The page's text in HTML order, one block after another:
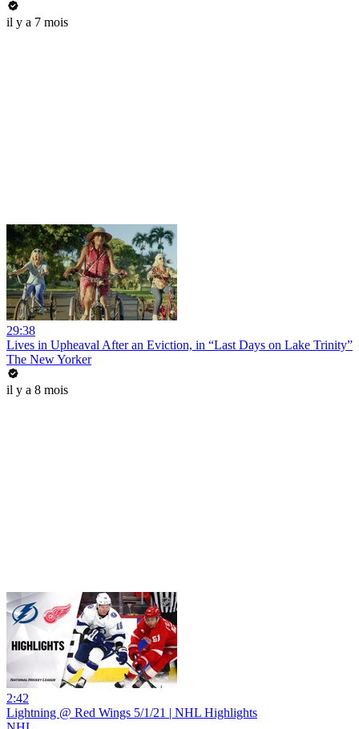
il y a 7 mois
29:38
Lives in Upheaval After an Eviction, in “Last Days on Lake Trinity”
The New Yorker
il y a 8 mois
2:42
Lightning @ Red Wings 5/1/21 | NHL Highlights